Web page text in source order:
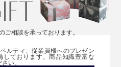
相談を承っております。
ルティ、従業員様へのプレゼン
ております。商品知識豊富な
さい。